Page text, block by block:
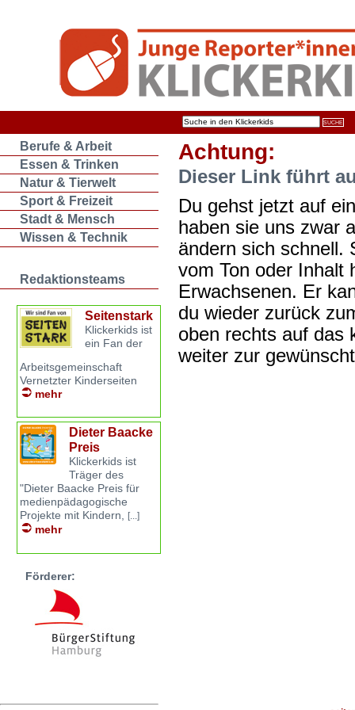
Berufe & Arbeit
Essen & Trinken
Natur & Tierwelt
Sport & Freizeit
Stadt & Mensch
Wissen & Technik
Redaktionsteams
Seitenstark
Klickerkids ist
ein Fan der
Arbeitsgemeinschaft
Vernetzter Kinderseiten
mehr
Dieter Baacke
Preis
Klickerkids ist
Träger des
"Dieter Baacke Preis für
medienpädagogische
Projekte mit Kindern, [...]
mehr
Förderer:
Achtung:
Dieser Link führt
Du gehst jetzt auf
haben sie uns zwar
ändern sich schnell.
vom Ton oder Inhalt
Erwachsenen. Er
du wieder zurück
oben rechts auf das
weiter zur